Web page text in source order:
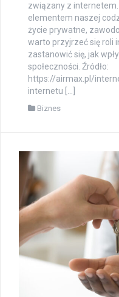
związany z
elementem naszej
życie prywatne,
warto przyjrzeć się roli
zastanowić się, jak
społeczności. Źródło:
https://airmax.pl/
internetu […]
Biznes